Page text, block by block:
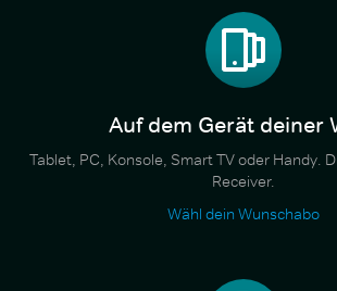
Auf dem Gerät deiner
Tablet, PC, Konsole, Smart TV oder Handy.
Receiver.
Wähl dein Wunschabo